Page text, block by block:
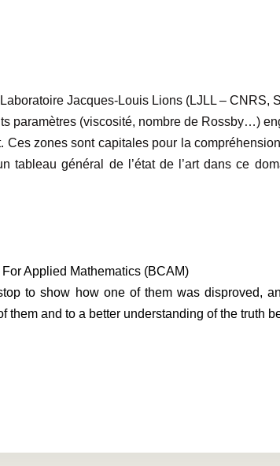
Jacques-Louis Lions (LJLL – CNRS,
paramètres (viscosité, nombre de Rossby…)
zones sont capitales pour la
tableau général de l’état de l’art dans ce
Applied Mathematics (BCAM)
to show how one of them was disproved,
and to a better understanding of the truth